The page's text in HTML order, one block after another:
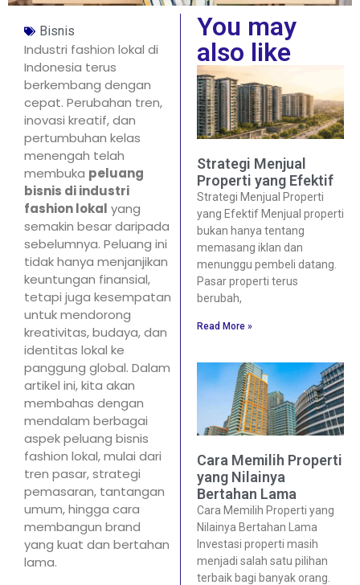
Bisnis
Industri fashion lokal di
Indonesia terus
berkembang dengan
cepat. Perubahan tren,
inovasi kreatif, dan
pertumbuhan kelas
menengah telah
membuka peluang
bisnis di industri
fashion lokal yang
semakin besar daripada
sebelumnya. Peluang ini
tidak hanya menjanjikan
keuntungan finansial,
tetapi juga kesempatan
untuk mendorong
kreativitas, budaya, dan
identitas lokal ke
panggung global. Dalam
artikel ini, kita akan
membahas dengan
mendalam berbagai
aspek peluang bisnis
fashion lokal, mulai dari
tren pasar, strategi
pemasaran, tantangan
umum, hingga cara
membangun brand
yang kuat dan bertahan
lama.
You may
also like
Strategi Menjual
Properti yang Efektif
Strategi Menjual Properti
yang Efektif Menjual properti
bukan hanya tentang
memasang iklan dan
menunggu pembeli datang.
Pasar properti terus
berubah,
Read More »
Cara Memilih Properti
yang Nilainya
Bertahan Lama
Cara Memilih Properti yang
Nilainya Bertahan Lama
Investasi properti masih
menjadi salah satu pilihan
terbaik bagi banyak orang.